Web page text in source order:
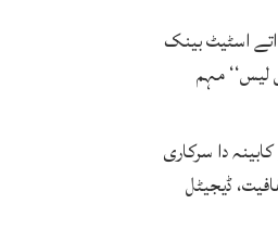
اسٹیٹ بینک
مہم
دا سرکاری
ڈیجیٹل